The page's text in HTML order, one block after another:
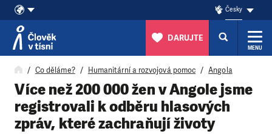
Přeskočit na obsah
Česky
DARUJTE
MENU
Co děláme? Humanitární a rozvojová pomoc Angola
Více než 200 000 žen v Angole jsme
registrovali k odběru hlasových
zpráv, které zachraňují životy